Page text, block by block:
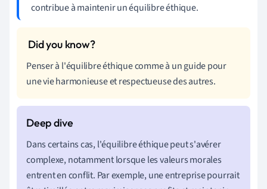
contribue à maintenir un équilibre éthique.
Penser à l'équilibre éthique comme à un guide pour
une vie harmonieuse et respectueuse des autres.
Dans certains cas, l'équilibre éthique peut s'avérer
complexe, notamment lorsque les valeurs morales
entrent en conflit. Par exemple, une entreprise pourrait